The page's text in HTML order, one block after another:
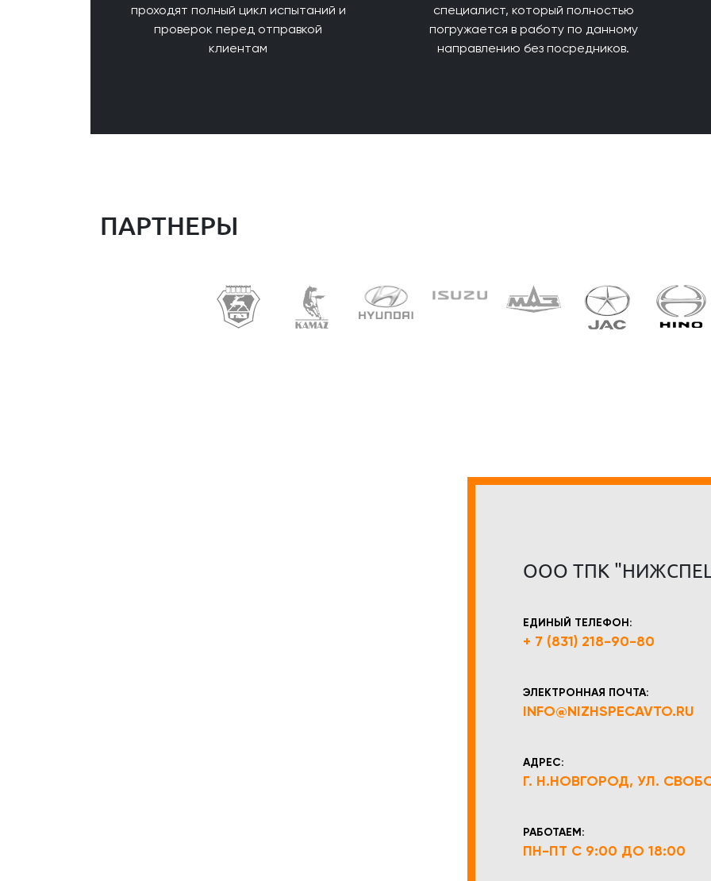
проходят полный цикл испытаний и
проверок перед отправкой
клиентам
специалист, который полностью
погружается в работу по данному
направлению без посредников.
ПАРТНЕРЫ
ООО ТПК
ЕДИНЫЙ ТЕЛЕФОН:
+ 7 (831) 218-90-80
ЭЛЕКТРОННАЯ ПОЧТА:
INFO@NIZHSPECAVTO.RU
АДРЕС:
Г. Н.НОВГОРОД, УЛ.
РАБОТАЕМ:
ПН-ПТ С 9:00 ДО 18:00